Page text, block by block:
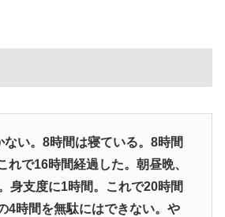
ない。8時間は寝ている。8時間
れで16時間経過した。朝昼晩、
身支度に1時間。これで20時間
4時間を無駄にはできない。や